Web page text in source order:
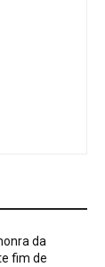
da
fim de